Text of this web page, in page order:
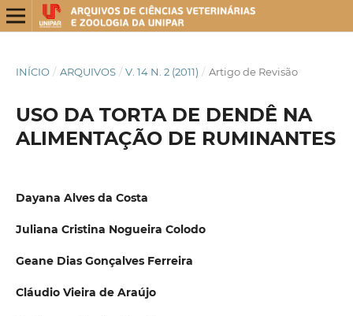
INÍCIO / ARQUIVOS / V. 14 N. 2 (2011) / Artigo de Revisão
USO DA TORTA DE DENDÊ NA
ALIMENTAÇÃO DE RUMINANTES
Dayana Alves da Costa
Juliana Cristina Nogueira Colodo
Geane Dias Gonçalves Ferreira
Cláudio Vieira de Araújo